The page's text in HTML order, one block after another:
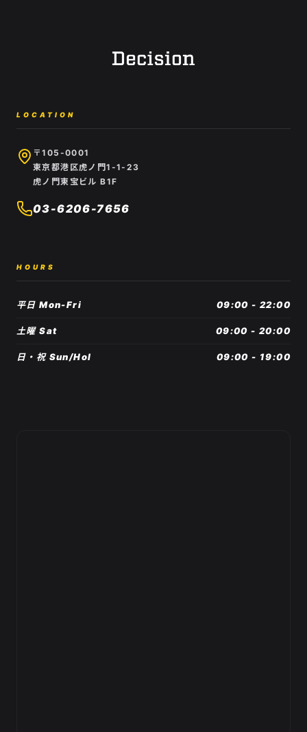
LOCATION
〒105-0001
東京都港区虎ノ門1-1-23
虎ノ門東宝ビル B1F
03-6206-7656
HOURS
平日 Mon-Fri 09:00 - 22:00
土曜 Sat 09:00 - 20:00
日・祝 Sun/Hol 09:00 - 19:00